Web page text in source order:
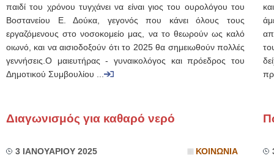
παιδί του χρόνου τυγχάνει να είναι γιος του ουρολόγου του
Βοστανείου Ε. Δούκα, γεγονός που κάνει όλους τους
εργαζόμενους στο νοσοκομείο μας, να το θεωρούν ως καλό
οιωνό, και να αισιοδοξούν ότι το 2025 θα σημειωθούν πολλές
γεννήσεις.Ο μαιευτήρας - γυναικολόγος και πρόεδρος του
Δημοτικού Συμβουλίου ...
Διαγωνισμός για καθαρό νερό
3 ΙΑΝΟΥΑΡΙΟΥ 2025 ΚΟΙΝΩΝΙΑ